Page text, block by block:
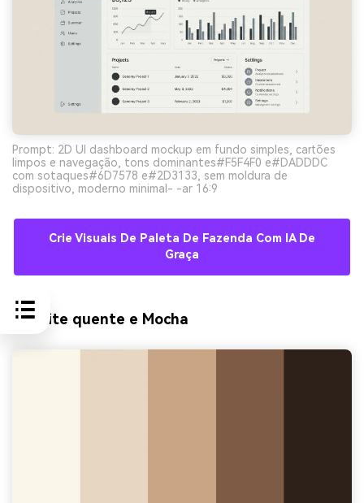
Prompt: 2D UI dashboard mockup em fundo simples, cartões
limpos e navegação, tons dominantes#F5F4F0 e#DADDDC
com sotaques#6D7578 e#2D3133, sem moldura de
dispositivo, moderno minimal- -ar 16:9
Crie Visuais De Paleta De Fazenda Com IA De
Graça
9) Leite quente e Mocha